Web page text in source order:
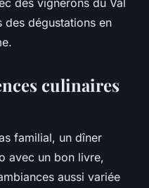
dégustations en
culinaires
familial, un dîner
avec un bon livre,
aussi variée